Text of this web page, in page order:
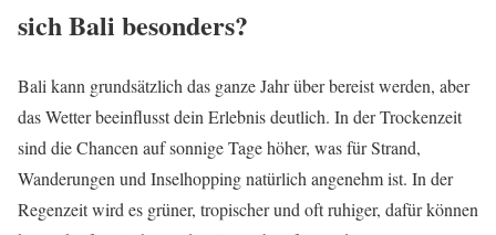
sich Bali besonders?
Bali kann grundsätzlich das ganze Jahr über bereist werden, aber
das Wetter beeinflusst dein Erlebnis deutlich. In der Trockenzeit
sind die Chancen auf sonnige Tage höher, was für Strand,
Wanderungen und Inselhopping natürlich angenehm ist. In der
Regenzeit wird es grüner, tropischer und oft ruhiger, dafür können